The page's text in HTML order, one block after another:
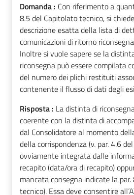
Domanda : Con riferimento a
8.5 del Capitolato tecnico, si
descrizione esatta della lista di
comunicazioni di ritorno
Inoltre si vuole sapere se la
riconsegna può essere compilata
del numero dei plichi restituiti
contenente il flusso di dati degli
Risposta : La distinta di
coerente con la distinta di
dal Consolidatore al momento
della corrispondenza (v. par. 4.6
ovviamente integrata dalle
recapito (data/ora di recapito)
mancata consegna indicate la
tecnico). Essa deve consentire